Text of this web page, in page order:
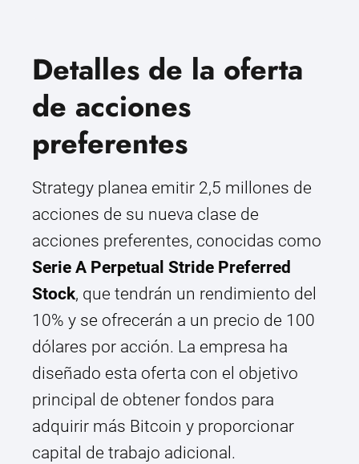
Detalles de la oferta
de acciones
preferentes
Strategy planea emitir 2,5 millones de
acciones de su nueva clase de
acciones preferentes, conocidas como
Serie A Perpetual Stride Preferred
Stock, que tendrán un rendimiento del
10% y se ofrecerán a un precio de 100
dólares por acción. La empresa ha
diseñado esta oferta con el objetivo
principal de obtener fondos para
adquirir más Bitcoin y proporcionar
capital de trabajo adicional.